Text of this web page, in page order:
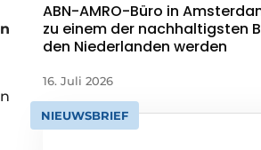
ABN-AMRO-Büro in
zu einem der nachhaltigsten
den Niederlanden werden
16. Juli 2026
NIEUWSBRIEF